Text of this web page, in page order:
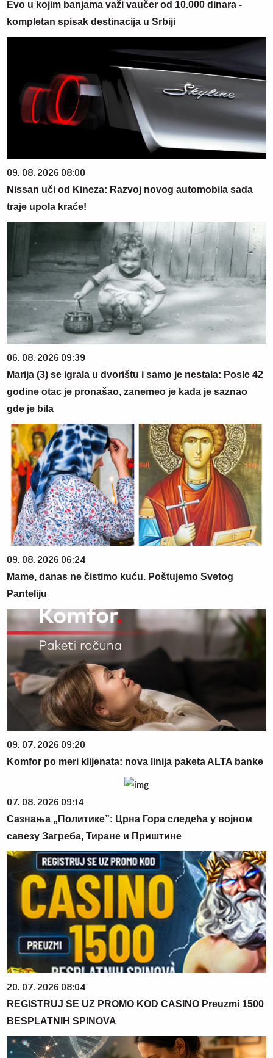
Evo u kojim banjama važi vaučer od 10.000 dinara -
kompletan spisak destinacija u Srbiji
09. 08. 2026 08:00
Nissan uči od Kineza: Razvoj novog automobila sada
traje upola kraće!
06. 08. 2026 09:39
Marija (3) se igrala u dvorištu i samo je nestala: Posle 42
godine otac je pronašao, zanemeo je kada je saznao
gde je bila
09. 08. 2026 06:24
Mame, danas ne čistimo kuću. Poštujemo Svetog
Panteliju
09. 07. 2026 09:20
Komfor po meri klijenata: nova linija paketa ALTA banke
07. 08. 2026 09:14
Сазнања „Политике”: Црна Гора следећа у војном
савезу Загреба, Тиране и Приштине
20. 07. 2026 08:04
REGISTRUJ SE UZ PROMO KOD CASINO Preuzmi 1500
BESPLATNIH SPINOVA